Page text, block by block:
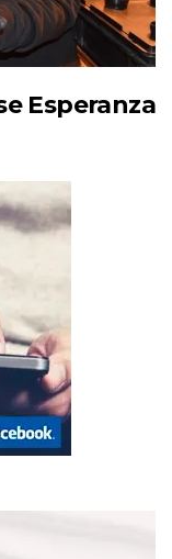
Esperanza